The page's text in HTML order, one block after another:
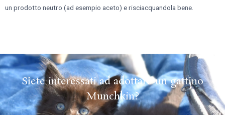
un prodotto neutro (ad esempio aceto) e risciacquandola bene.
Siete interessati ad adottare un gattino
Munchkin?